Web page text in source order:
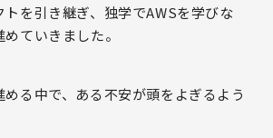
トを引き継ぎ、独学でAWSを学びな
ていきました。
める中で、ある不安が頭をよぎるよう